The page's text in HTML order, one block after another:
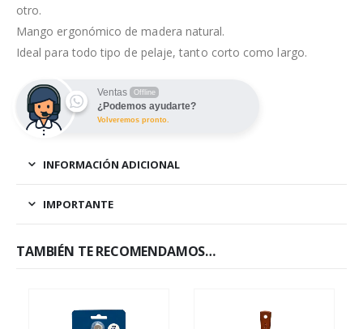
otro.
Mango ergonómico de madera natural.
Ideal para todo tipo de pelaje, tanto corto como largo.
Ventas Offline
¿Podemos ayudarte?
Volveremos pronto.
INFORMACIÓN ADICIONAL
IMPORTANTE
TAMBIÉN TE RECOMENDAMOS…